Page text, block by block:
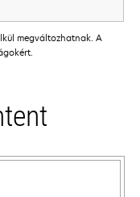
megváltozhatnak. A